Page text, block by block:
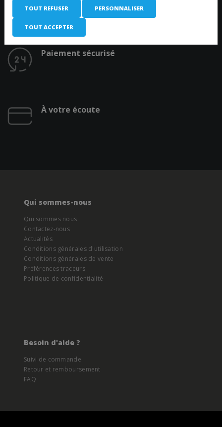
Paiement sécurisé
À votre écoute
Qui sommes-nous
Qui sommes nous
Contactez-nous
Actualités
Conditions générales d'utilisation
Conditions générales de vente
Préférences traceurs
Politique de confidentialité
Besoin d'aide ?
Suivi de commande
Retour et remboursement
FAQ
TOUT REFUSER PERSONNALISER
TOUT ACCEPTER